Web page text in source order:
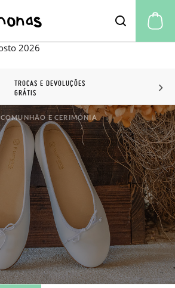
60 DIAS PARA TROCAS E
DEVOLUÇÕES
COMUNHÃO E CERIMÓNIA